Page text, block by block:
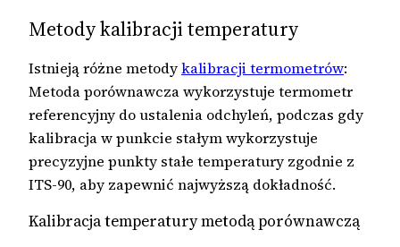
Metody kalibracji temperatury
Istnieją różne metodykalibracji termometrów:
Metoda porównawcza wykorzystuje termometr
referencyjny do ustalenia odchyleń, podczas gdy
kalibracja w punkcie stałym wykorzystuje
precyzyjne punkty stałe temperatury zgodnie z
ITS-90, aby zapewnić najwyższą dokładność.
Kalibracja temperatury metodą porównawczą